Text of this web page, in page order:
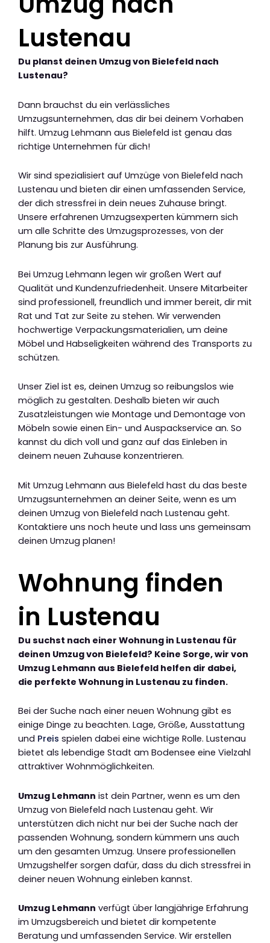
Lustenau
Du planst deinen Umzug von Bielefeld nach
Lustenau?
Dann brauchst du ein verlässliches
Umzugsunternehmen, das dir bei deinem Vorhaben
hilft. Umzug Lehmann aus Bielefeld ist genau das
richtige Unternehmen für dich!
Wir sind spezialisiert auf Umzüge von Bielefeld nach
Lustenau und bieten dir einen umfassenden Service,
der dich stressfrei in dein neues Zuhause bringt.
Unsere erfahrenen Umzugsexperten kümmern sich
um alle Schritte des Umzugsprozesses, von der
Planung bis zur Ausführung.
Bei Umzug Lehmann legen wir großen Wert auf
Qualität und Kundenzufriedenheit. Unsere Mitarbeiter
sind professionell, freundlich und immer bereit, dir mit
Rat und Tat zur Seite zu stehen. Wir verwenden
hochwertige Verpackungsmaterialien, um deine
Möbel und Habseligkeiten während des Transports zu
schützen.
Unser Ziel ist es, deinen Umzug so reibungslos wie
möglich zu gestalten. Deshalb bieten wir auch
Zusatzleistungen wie Montage und Demontage von
Möbeln sowie einen Ein- und Auspackservice an. So
kannst du dich voll und ganz auf das Einleben in
deinem neuen Zuhause konzentrieren.
Mit Umzug Lehmann aus Bielefeld hast du das beste
Umzugsunternehmen an deiner Seite, wenn es um
deinen Umzug von Bielefeld nach Lustenau geht.
Kontaktiere uns noch heute und lass uns gemeinsam
deinen Umzug planen!
Wohnung finden
in Lustenau
Du suchst nach einer Wohnung in Lustenau für
deinen Umzug von Bielefeld? Keine Sorge, wir von
Umzug Lehmann aus Bielefeld helfen dir dabei,
die perfekte Wohnung in Lustenau zu finden.
Bei der Suche nach einer neuen Wohnung gibt es
einige Dinge zu beachten. Lage, Größe, Ausstattung
und Preis spielen dabei eine wichtige Rolle. Lustenau
bietet als lebendige Stadt am Bodensee eine Vielzahl
attraktiver Wohnmöglichkeiten.
Umzug Lehmann ist dein Partner, wenn es um den
Umzug von Bielefeld nach Lustenau geht. Wir
unterstützen dich nicht nur bei der Suche nach der
passenden Wohnung, sondern kümmern uns auch
um den gesamten Umzug. Unsere professionellen
Umzugshelfer sorgen dafür, dass du dich stressfrei in
deiner neuen Wohnung einleben kannst.
Umzug Lehmann verfügt über langjährige Erfahrung
im Umzugsbereich und bietet dir kompetente
Beratung und umfassenden Service. Wir erstellen